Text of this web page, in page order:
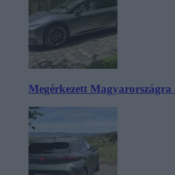
Megérkezett Magyarországra